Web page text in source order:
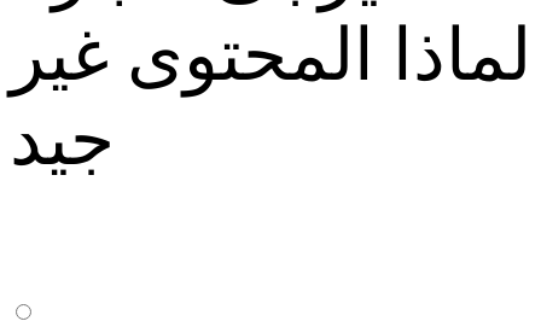
لماذا المحتوى غير
جيد